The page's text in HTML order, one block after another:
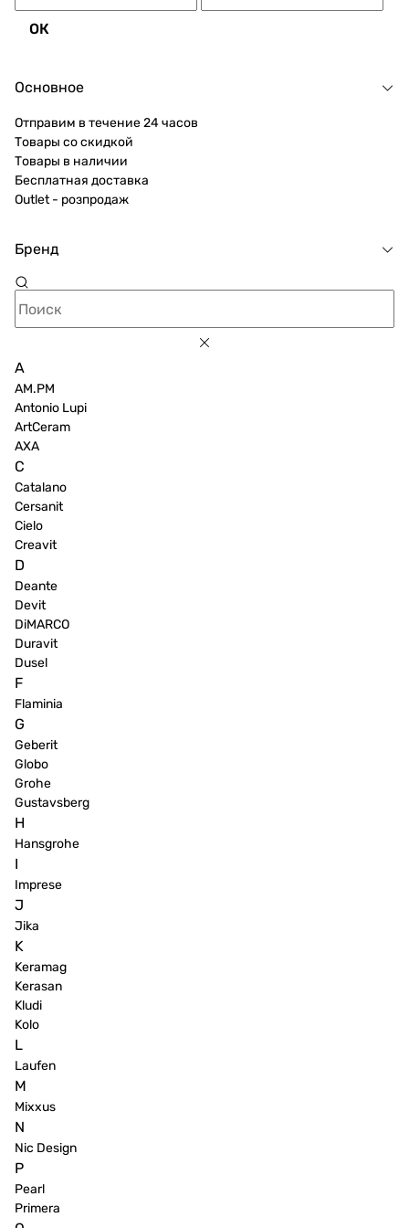
ОК
Основное
Отправим в течение 24 часов
Товары со скидкой
Товары в наличии
Бесплатная доставка
Outlet - розпродаж
Бренд
A
AM.PM
Antonio Lupi
ArtCeram
AXA
C
Catalano
Cersanit
Cielo
Creavit
D
Deante
Devit
DiMARCO
Duravit
Dusel
F
Flaminia
G
Geberit
Globo
Grohe
Gustavsberg
H
Hansgrohe
I
Imprese
J
Jika
K
Keramag
Kerasan
Kludi
Kolo
L
Laufen
M
Mixxus
N
Nic Design
P
Pearl
Primera